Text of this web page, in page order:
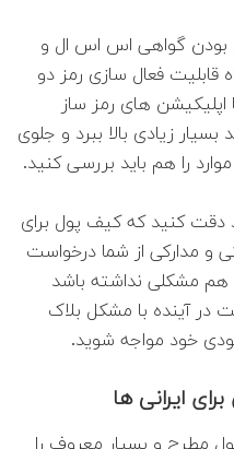
بودن گواهی اس اس ال و
قابلیت فعال سازی رمز دو
اپلیکیشن های رمز ساز
زیادی بالا ببرد و جلوی
را هم باید بررسی کنید.
دقت کنید که کیف پول برای
و مدارکی از شما درخواست
هم مشکلی نداشته باشد
آینده با مشکل بلاک
خود مواجه شوید.
ایرانی ها